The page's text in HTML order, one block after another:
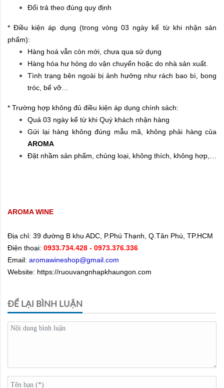
Đổi trả theo đúng quy định
* Điều kiện áp dụng (trong vòng 03 ngày kể từ khi nhận sản
phẩm):
Hàng hoá vẫn còn mới, chưa qua sử dụng
Hàng hóa hư hỏng do vận chuyển hoặc do nhà sản xuất.
Tình trạng bên ngoài bị ảnh hưởng như rách bao bì, bong
tróc, bể vỡ…
* Trường hợp không đủ điều kiện áp dụng chính sách:
Quá 03 ngày kể từ khi Quý khách nhận hàng
Gửi lại hàng không đúng mẫu mã, không phải hàng của
AROMA
Đặt nhầm sản phẩm, chủng loại, không thích, không hợp,…
AROMA WINE
Địa chỉ: 39 đường B khu ADC, P.Phú Thạnh, Q.Tân Phú, TP.HCM
Điện thoại: 0933.734.428 - 0973.376.336
Email: aromawineshop@gmail.com
Website: https://ruouvangnhapkhaungon.com
ĐỂ LẠI BÌNH LUẬN